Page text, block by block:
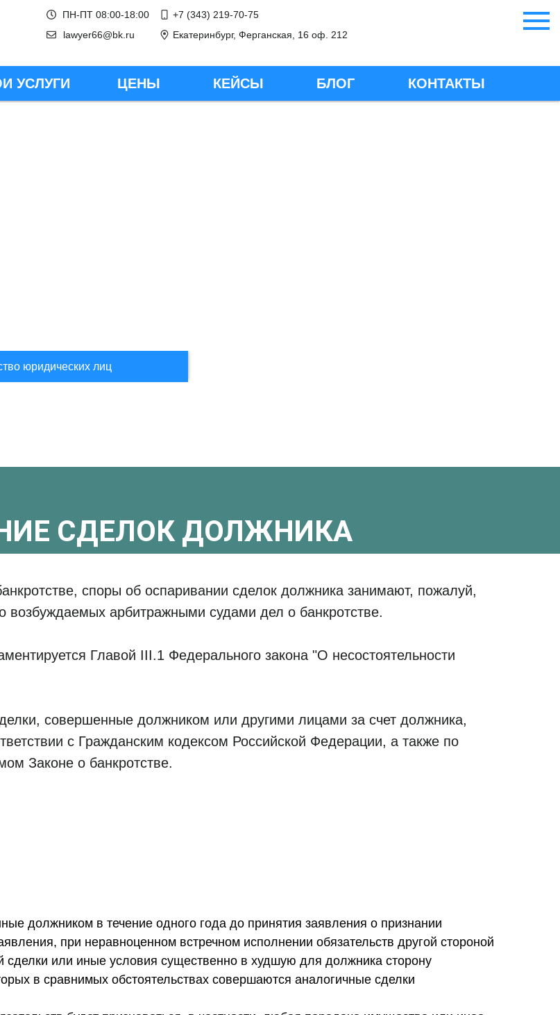
КЕЙСЫ
ЦЕНЫ БЛОГ КОНТАКТЫ
ПН-ПТ 08:00-18:00
lawyer66@bk.ru
Екатеринбург, Ферганская, 16 оф. 212
+7 (343) 219-70-75
УСЛУГИ
юридических лиц
СДЕЛОК ДОЛЖНИКА
споры об оспаривании сделок должника занимают, пожалуй,
возбуждаемых арбитражными судами дел о банкротстве.
Главой III.1 Федерального закона "О несостоятельности
совершенные должником или другими лицами за счет должника,
с Гражданским кодексом Российской Федерации, а также по
Законе о банкротстве.
должником в течение одного года до принятия заявления о признании
при неравноценном встречном исполнении обязательств другой стороной
сделки или иные условия существенно в худшую для должника сторону
в сравнимых обстоятельствах совершаются аналогичные сделки